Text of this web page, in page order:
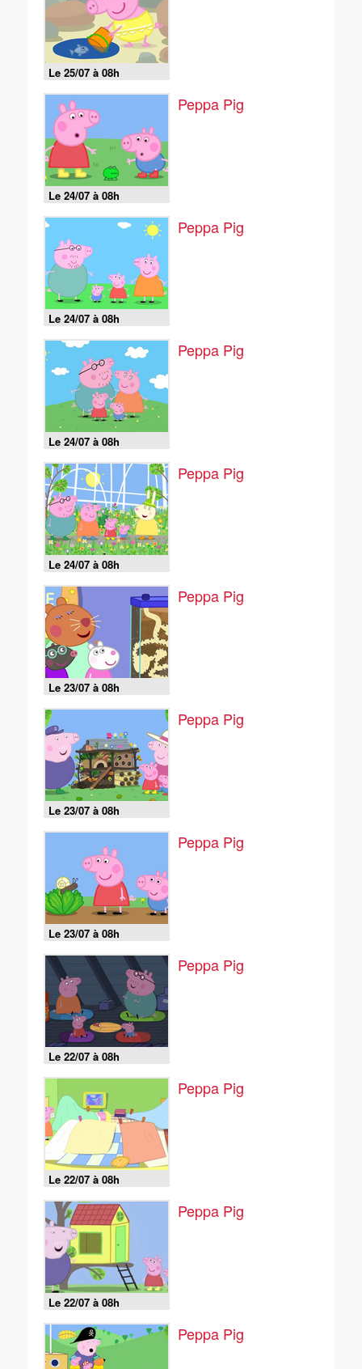
Le 25/07 à 08h
Le 24/07 à 08h
Peppa Pig
Le 24/07 à 08h
Peppa Pig
Le 24/07 à 08h
Peppa Pig
Le 24/07 à 08h
Peppa Pig
Le 23/07 à 08h
Peppa Pig
Le 23/07 à 08h
Peppa Pig
Le 23/07 à 08h
Peppa Pig
Le 22/07 à 08h
Peppa Pig
Le 22/07 à 08h
Peppa Pig
Le 22/07 à 08h
Peppa Pig
Peppa Pig